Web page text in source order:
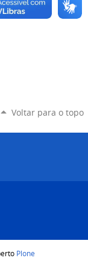
Voltar para o topo
Plone